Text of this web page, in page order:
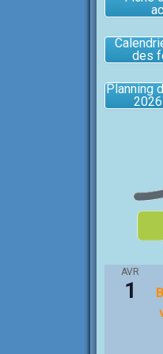
des
Planning
AVR
1